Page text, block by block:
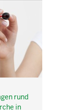
rund
in